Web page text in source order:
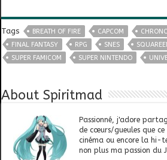
Tags BREATH OF FIRE CAPCOM
FINAL FANTASY
RPG SNES
SUPER FAMICOM
SUPER NINTENDO
About Spiritmad
Passionné, j'adore
de cœurs/gueules que
cinéma ou encore la hi-
non plus ma passion du